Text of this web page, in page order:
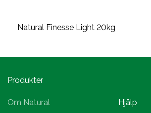
Natural Finesse Light 20kg
Produkter
Om Natural
Hjälp